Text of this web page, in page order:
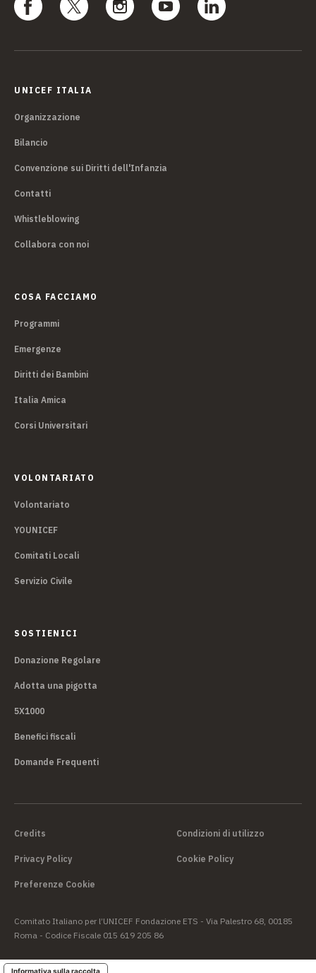
UNICEF ITALIA
Organizzazione
Bilancio
Convenzione sui Diritti dell'Infanzia
Contatti
Whistleblowing
Collabora con noi
COSA FACCIAMO
Programmi
Emergenze
Diritti dei Bambini
Italia Amica
Corsi Universitari
VOLONTARIATO
Volontariato
YOUNICEF
Comitati Locali
Servizio Civile
SOSTIENICI
Donazione Regolare
Adotta una pigotta
5X1000
Benefici fiscali
Domande Frequenti
Credits Condizioni di utilizzo
Privacy Policy Cookie Policy
Preferenze Cookie
Comitato Italiano per l’UNICEF Fondazione ETS - Via Palestro 68, 00185
Roma - Codice Fiscale 015 619 205 86
Informativa sulla raccolta